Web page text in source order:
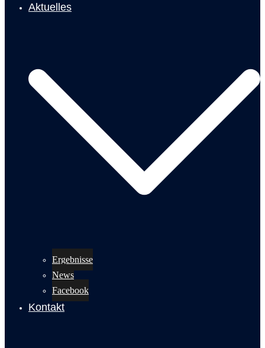
Aktuelles
Ergebnisse
News
Facebook
Kontakt